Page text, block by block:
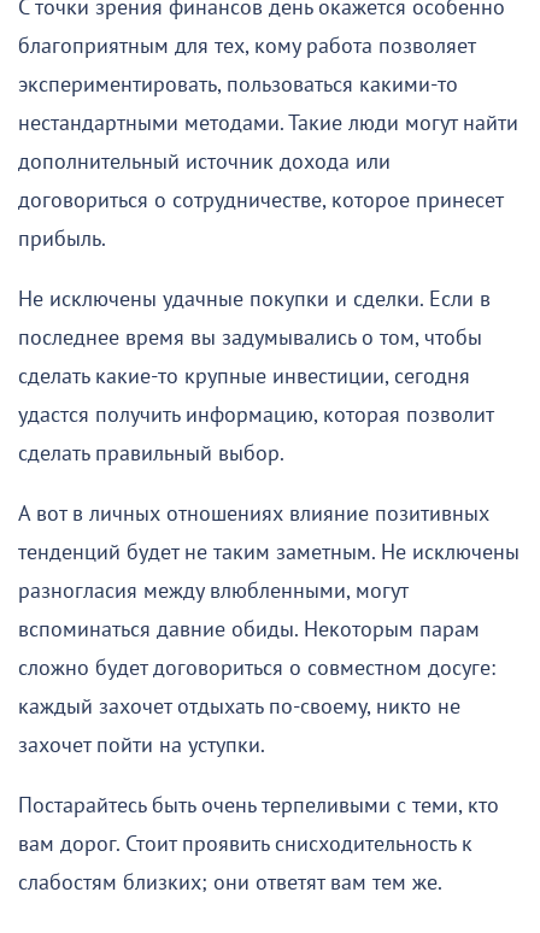
С точки зрения финансов день окажется особенно
благоприятным для тех, кому работа позволяет
экспериментировать, пользоваться какими-то
нестандартными методами. Такие люди могут найти
дополнительный источник дохода или
договориться о сотрудничестве, которое принесет
прибыль.
Не исключены удачные покупки и сделки. Если в
последнее время вы задумывались о том, чтобы
сделать какие-то крупные инвестиции, сегодня
удастся получить информацию, которая позволит
сделать правильный выбор.
А вот в личных отношениях влияние позитивных
тенденций будет не таким заметным. Не исключены
разногласия между влюбленными, могут
вспоминаться давние обиды. Некоторым парам
сложно будет договориться о совместном досуге:
каждый захочет отдыхать по-своему, никто не
захочет пойти на уступки.
Постарайтесь быть очень терпеливыми с теми, кто
вам дорог. Стоит проявить снисходительность к
слабостям близких; они ответят вам тем же.